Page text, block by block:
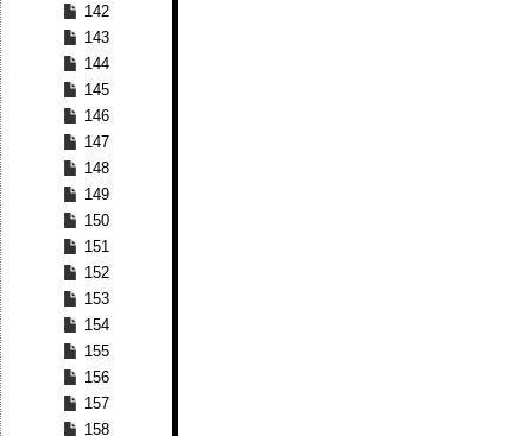
142
143
144
145
146
147
148
149
150
151
152
153
154
155
156
157
158